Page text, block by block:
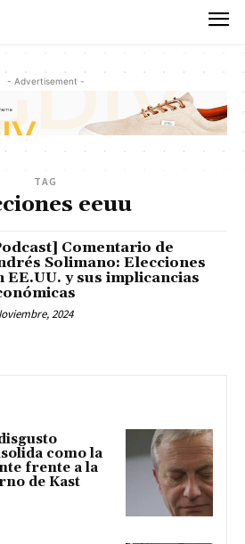
- Advertisement -
TAG
eeuu
Comentario de
Solimano: Elecciones
EE.UU. y sus implicancias
2024
como la
frente a la
de Kast